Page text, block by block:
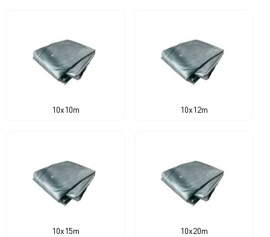
10x10m 10x12m
10x15m 10x20m